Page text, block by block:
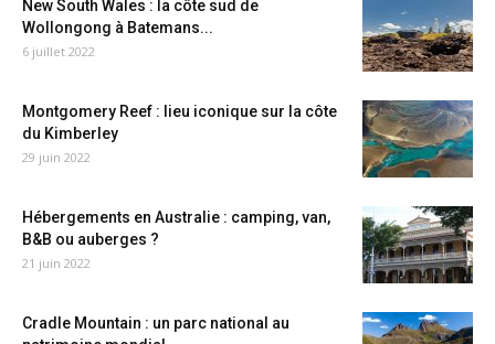
New South Wales : la côte sud de
Wollongong à Batemans...
6 juillet 2022
Montgomery Reef : lieu iconique sur la côte
du Kimberley
29 juin 2022
Hébergements en Australie : camping, van,
B&B ou auberges ?
21 juin 2022
Cradle Mountain : un parc national au